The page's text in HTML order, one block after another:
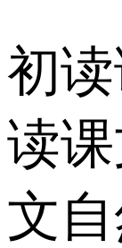
初
读
文自